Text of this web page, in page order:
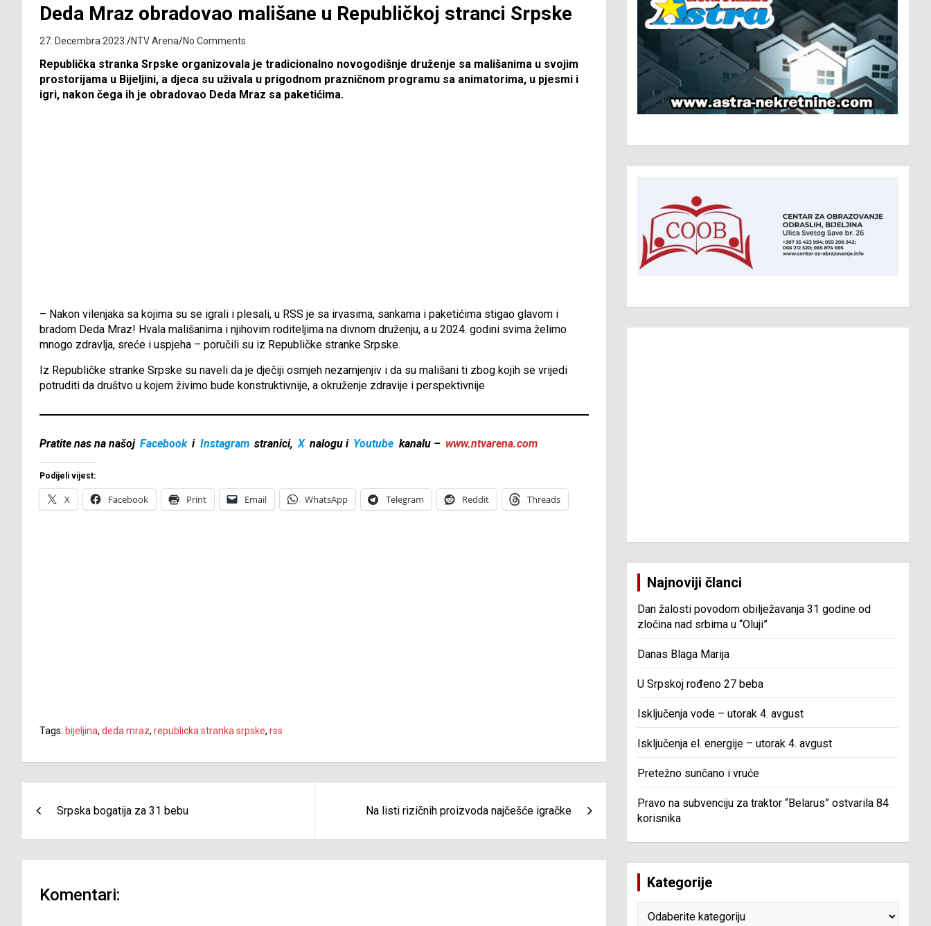
Deda Mraz obradovao mališane u Republičkoj stranci Srpske
27. Decembra 2023. NTV Arena No Comments
Republička stranka Srpske organizovala je tradicionalno novogodišnje druženje sa mališanima u svojim
prostorijama u Bijeljini, a djeca su uživala u prigodnom prazničnom programu sa animatorima, u pjesmi i
igri, nakon čega ih je obradovao Deda Mraz sa paketićima.
– Nakon vilenjaka sa kojima su se igrali i plesali, u RSS je sa irvasima, sankama i paketićima stigao glavom i
bradom Deda Mraz! Hvala mališanima i njihovim roditeljima na divnom druženju, a u 2024. godini svima želimo
mnogo zdravlja, sreće i uspjeha – poručili su iz Republičke stranke Srpske.
Iz Republičke stranke Srpske su naveli da je dječiji osmjeh nezamjenjiv i da su mališani ti zbog kojih se vrijedi
potruditi da društvo u kojem živimo bude konstruktivnije, a okruženje zdravije i perspektivnije
Pratite nas na našoj Facebook i Instagram stranici, X nalogu i Youtube kanalu – www.ntvarena.com
Podijeli vijest:
X Facebook Print Email WhatsApp Telegram Reddit Threads
Tags: bijeljina, deda mraz, republicka stranka srpske, rss
članaka
Srpska bogatija za 31 bebu Na listi rizičnih proizvoda najčešće igračke
Komentari:
Najnoviji članci
Dan žalosti povodom obilježavanja 31 godine od
zločina nad srbima u “Oluji”
Danas Blaga Marija
U Srpskoj rođeno 27 beba
Isključenja vode – utorak 4. avgust
Isključenja el. energije – utorak 4. avgust
Pretežno sunčano i vruće
Pravo na subvenciju za traktor “Belarus” ostvarila 84
korisnika
Kategorije